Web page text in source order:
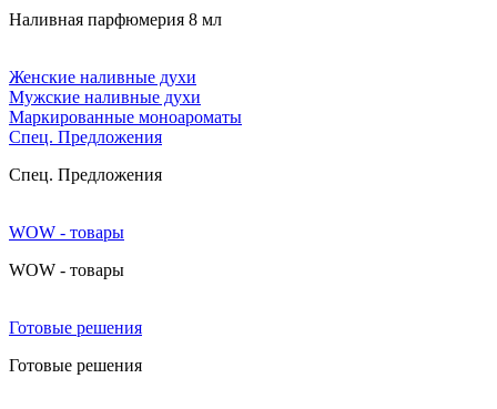
Наливная парфюмерия 8 мл
Женские наливные духи
Мужские наливные духи
Маркированные моноароматы
Cпец. Предложения
Cпец. Предложения
WOW - товары
WOW - товары
Готовые решения
Готовые решения